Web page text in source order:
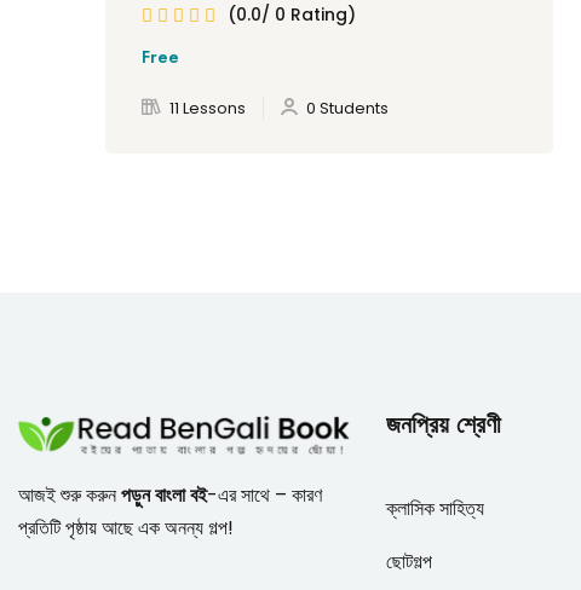
(0.0/ 0 Rating)
Free
11 Lessons 0 Students
আজই শুরু করুনপড়ুন বাংলা বই-এর সাথে – কারণ
প্রতিটি পৃষ্ঠায় আছে এক অনন্য গল্প!
জনপ্রিয় শ্রেণী
ক্লাসিক সাহিত্য
ছোটগল্প